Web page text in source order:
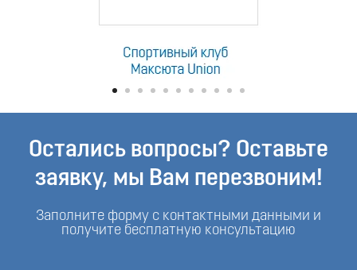
Остались вопросы? Оставьте
заявку, мы Вам перезвоним!
Заполните форму с контактными данными и
получите бесплатную консультацию